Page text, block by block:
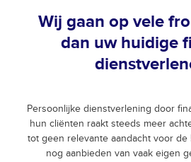
Wij gaan op vele
dan uw huidige
Persoonlijke dienstverlening door
hun cliënten raakt steeds meer
tot geen relevante aandacht voor de
nog aanbieden van vaak eigen